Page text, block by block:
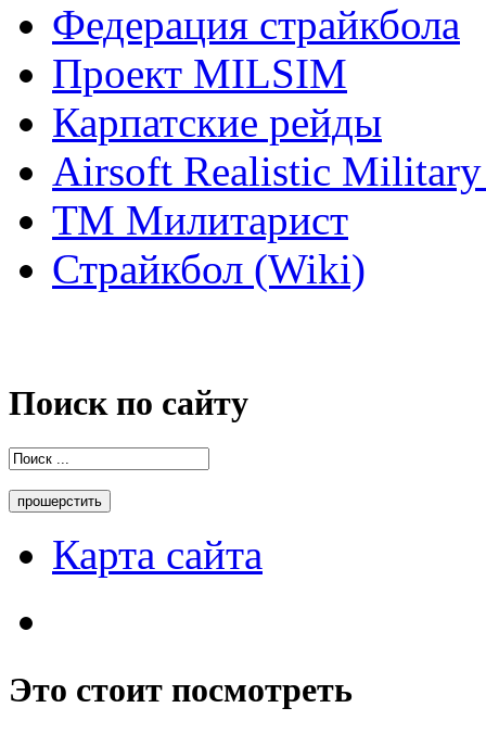
Федерация страйкбола
Проект MILSIM
Карпатские рейды
Airsoft Realistic
ТМ Милитарист
Страйкбол (Wiki)
Поиск по сайту
Карта сайта
Это стоит посмотреть